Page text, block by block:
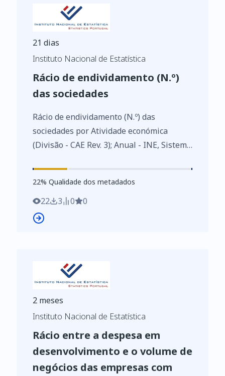
21 dias
Instituto Nacional de Estatística
Rácio de endividamento (N.º)
das sociedades
Rácio de endividamento (N.º) das
sociedades por Atividade económica
(Divisão - CAE Rev. 3); Anual - INE, Sistema
https://www.ine.pt/xurl/indx/0008625/PT
22%
22% Qualidade dos metadados
22 3 0 0
2 meses
Instituto Nacional de Estatística
Rácio entre a despesa em
desenvolvimento e o volume de
negócios das empresas com